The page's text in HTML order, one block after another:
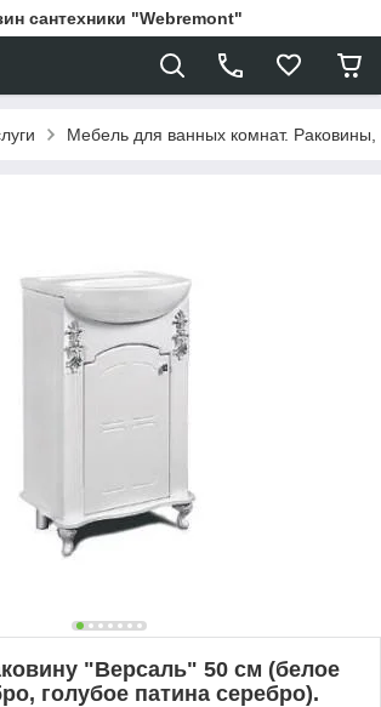
сантехники "Webremont"
Мебель для ванных комнат.
"Версаль" 50 см (белое
голубое патина серебро).